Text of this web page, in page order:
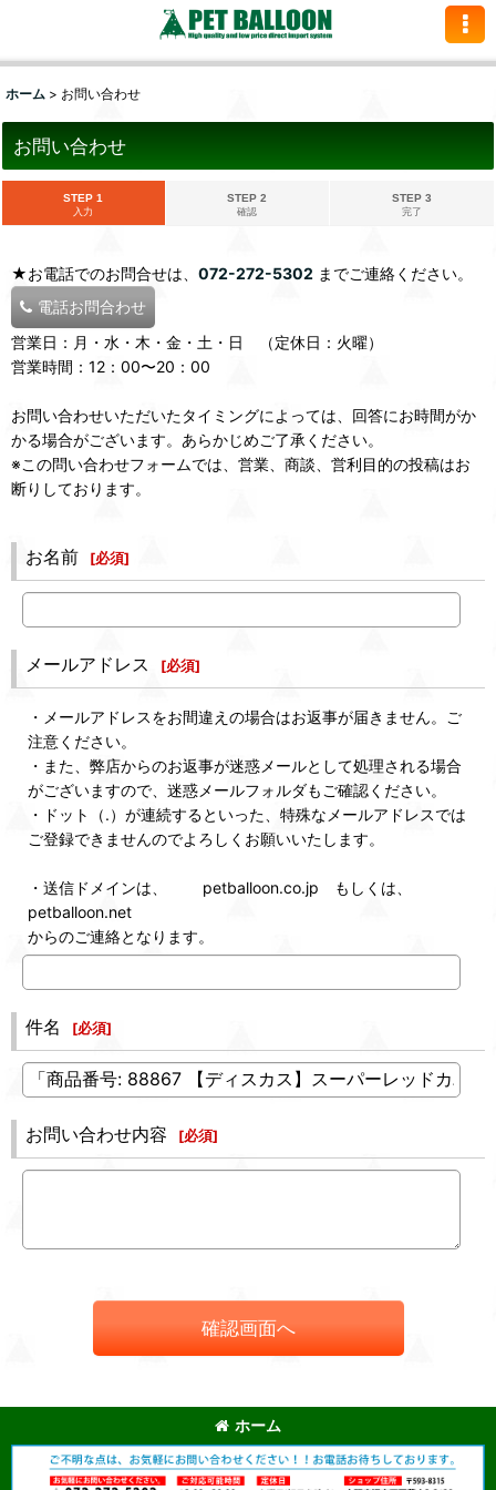
ホーム > お問い合わせ
お問い合わせ
STEP 1
入力
STEP 2
確認
STEP 3
完了
★お電話でのお問合せは、 072-272-5302 までご連絡ください。
電話お問合わせ
営業日：月・水・木・金・土・日 （定休日：火曜）
営業時間：12：00〜20：00
お問い合わせいただいたタイミングによっては、回答にお時間がか
かる場合がございます。あらかじめご了承ください。
※この問い合わせフォームでは、営業、商談、営利目的の投稿はお
断りしております。
お名前 [必須]
メールアドレス [必須]
・メールアドレスをお間違えの場合はお返事が届きません。ご
注意ください。
・また、弊店からのお返事が迷惑メールとして処理される場合
がございますので、迷惑メールフォルダもご確認ください。
・ドット（.）が連続するといった、特殊なメールアドレスでは
ご登録できませんのでよろしくお願いいたします。
・送信ドメインは、 petballoon.co.jp もしくは、
petballoon.net
からのご連絡となります。
件名 [必須]
お問い合わせ内容 [必須]
確認画面へ
ホーム